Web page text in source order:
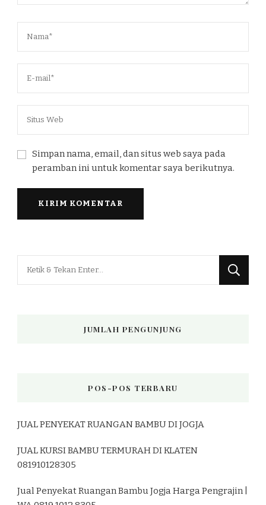
Simpan nama, email, dan situs web saya pada
peramban ini untuk komentar saya berikutnya.
Mencari
JUMLAH PENGUNJUNG
POS-POS TERBARU
JUAL PENYEKAT RUANGAN BAMBU DI JOGJA
JUAL KURSI BAMBU TERMURAH DI KLATEN
081910128305
Jual Penyekat Ruangan Bambu Jogja Harga Pengrajin |